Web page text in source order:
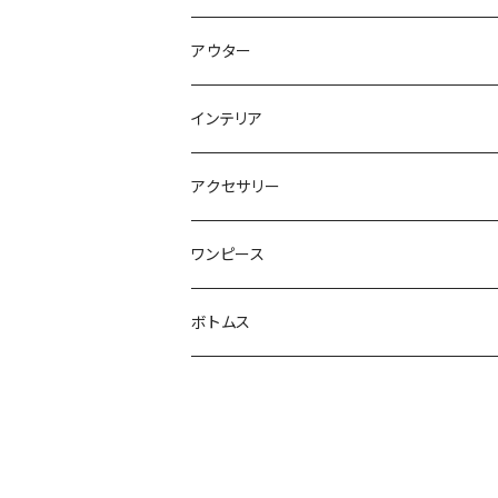
長袖
半袖
ベスト
アウター
カーディガン
ジャケット
ベストジャケット
インテリア
タペストリー
ブランケット
クッション
アクセサリー
靴下
マフラー
ワンピース
ボトムス